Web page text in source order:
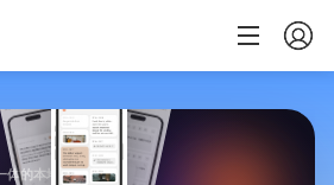
集记录整理分享于一体的本地写作工作台